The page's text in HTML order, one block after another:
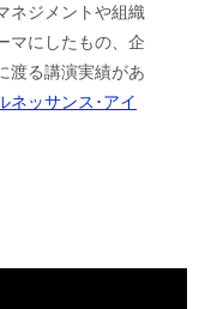
ネジメントや組織
マにしたもの、企
渡る講演実績があ
ネッサンス･アイ